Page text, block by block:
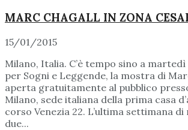
MARC CHAGALL IN ZONA
15/01/2015
Milano, Italia. C’è tempo sino a martedì
per Sogni e Leggende, la mostra di
aperta gratuitamente al pubblico
Milano, sede italiana della prima casa
corso Venezia 22. L’ultima settimana
due...